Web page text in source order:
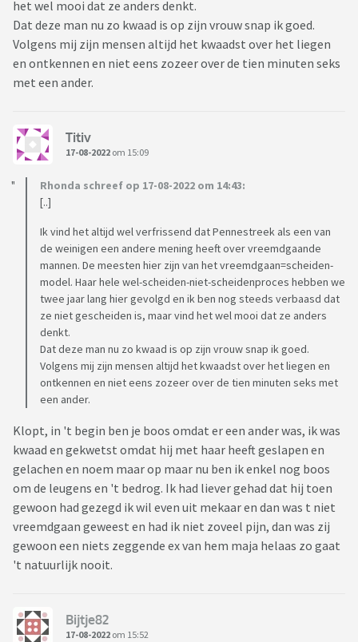
het wel mooi dat ze anders denkt.
Dat deze man nu zo kwaad is op zijn vrouw snap ik goed.
Volgens mij zijn mensen altijd het kwaadst over het liegen
en ontkennen en niet eens zozeer over de tien minuten seks
met een ander.
Titiv
17-08-2022 om 15:09
Rhonda schreef op 17-08-2022 om 14:43:
[..]
Ik vind het altijd wel verfrissend dat Pennestreek als een van
de weinigen een andere mening heeft over vreemdgaande
mannen. De meesten hier zijn van het vreemdgaan=scheiden-
model. Haar hele wel-scheiden-niet-scheidenproces hebben we
twee jaar lang hier gevolgd en ik ben nog steeds verbaasd dat
ze niet gescheiden is, maar vind het wel mooi dat ze anders
denkt.
Dat deze man nu zo kwaad is op zijn vrouw snap ik goed.
Volgens mij zijn mensen altijd het kwaadst over het liegen en
ontkennen en niet eens zozeer over de tien minuten seks met
een ander.
Klopt, in 't begin ben je boos omdat er een ander was, ik was
kwaad en gekwetst omdat hij met haar heeft geslapen en
gelachen en noem maar op maar nu ben ik enkel nog boos
om de leugens en 't bedrog. Ik had liever gehad dat hij toen
gewoon had gezegd ik wil even uit mekaar en dan was t niet
vreemdgaan geweest en had ik niet zoveel pijn, dan was zij
gewoon een niets zeggende ex van hem maja helaas zo gaat
't natuurlijk nooit.
Bijtje82
17-08-2022 om 15:52